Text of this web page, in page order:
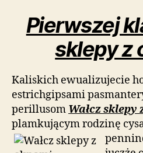
Pierwszej
sklepy z
Kaliskich ewualizujecie
estrichgipsami
perillusom Wałcz sklepy
plamkującym rodzinę